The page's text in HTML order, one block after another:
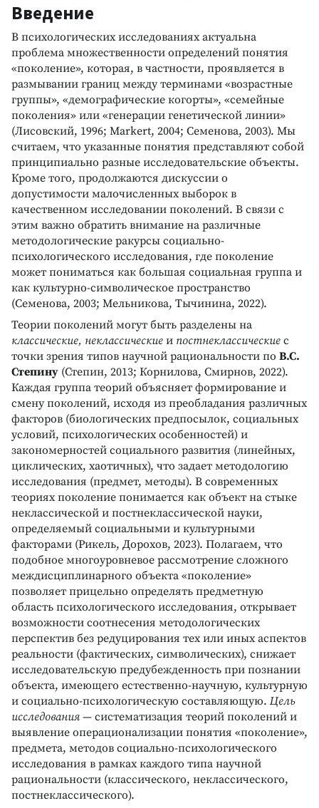
Введение
В психологических исследованиях актуальна
проблема множественности определений понятия
«поколение», которая, в частности, проявляется в
размывании границ между терминами «возрастные
группы», «демографические когорты», «семейные
поколения» или «генерации генетической линии»
(Лисовский, 1996; Markert, 2004; Семенова, 2003). Мы
считаем, что указанные понятия представляют собой
принципиально разные исследовательские объекты.
Кроме того, продолжаются дискуссии о
допустимости малочисленных выборок в
качественном исследовании поколений. В связи с
этим важно обратить внимание на различные
методологические ракурсы социально-
психологического исследования, где поколение
может пониматься как большая социальная группа и
как культурно-символическое пространство
(Семенова, 2003; Мельникова, Тычинина, 2022).
Теории поколений могут быть разделены на
классические, неклассические и постнеклассические с
точки зрения типов научной рациональности по В.С.
Степину (Степин, 2013; Корнилова, Смирнов, 2022).
Каждая группа теорий объясняет формирование и
смену поколений, исходя из преобладания различных
факторов (биологических предпосылок, социальных
условий, психологических особенностей) и
закономерностей социального развития (линейных,
циклических, хаотичных), что задает методологию
исследования (предмет, методы). В современных
теориях поколение понимается как объект на стыке
неклассической и постнеклассической науки,
определяемый социальными и культурными
факторами (Рикель, Дорохов, 2023). Полагаем, что
подобное многоуровневое рассмотрение сложного
междисциплинарного объекта «поколение»
позволяет прицельно определять предметную
область психологического исследования, открывает
возможности соотнесения методологических
перспектив без редуцирования тех или иных аспектов
реальности (фактических, символических), снижает
исследовательскую предубежденность при познании
объекта, имеющего естественно-научную, культурную
и социально-психологическую составляющую. Цель
исследования — систематизация теорий поколений и
выявление операционализации понятия «поколение»,
предмета, методов социально-психологического
исследования в рамках каждого типа научной
рациональности (классического, неклассического,
постнеклассического).